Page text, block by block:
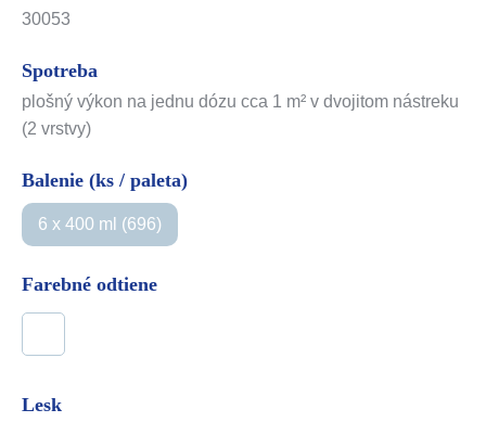
30053
Spotreba
plošný výkon na jednu dózu cca 1 m² v dvojitom nástreku
(2 vrstvy)
Balenie (ks / paleta)
6 x 400 ml (696)
Farebné odtiene
Lesk